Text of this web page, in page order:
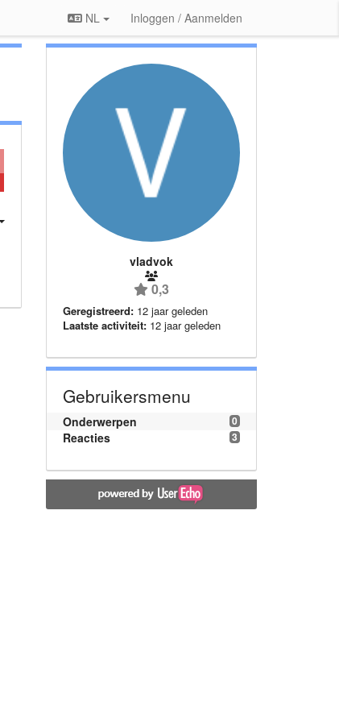
NL Inloggen / Aanmelden
vladvok
0,3
Geregistreerd: 12 jaar geleden
Laatste activiteit: 12 jaar geleden
Gebruikersmenu
0
Onderwerpen
3
Reacties